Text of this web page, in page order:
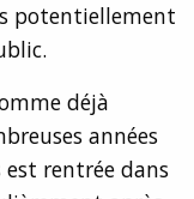
potentiellement
déjà
années
rentrée dans